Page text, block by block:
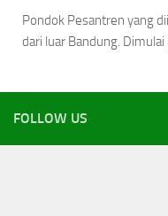
Pondok Pesantren yang
dari luar Bandung.
FOLLOW US